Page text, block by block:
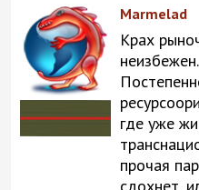
Marmelad
Крах
неизбежен.
где уже
прочая